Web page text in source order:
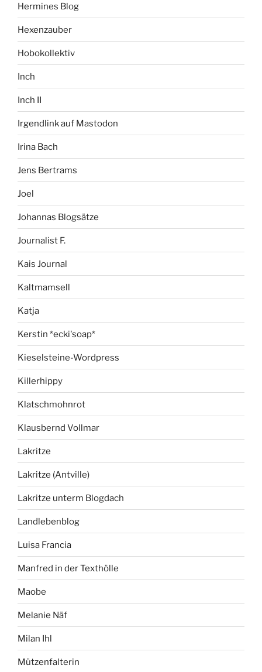
Hermines Blog
Hexenzauber
Hobokollektiv
Inch
Inch II
Irgendlink auf Mastodon
Irina Bach
Jens Bertrams
Joel
Johannas Blogsätze
Journalist F.
Kais Journal
Kaltmamsell
Katja
Kerstin *ecki'soap*
Kieselsteine-Wordpress
Killerhippy
Klatschmohnrot
Klausbernd Vollmar
Lakritze
Lakritze (Antville)
Lakritze unterm Blogdach
Landlebenblog
Luisa Francia
Manfred in der Texthölle
Maobe
Melanie Näf
Milan Ihl
Mützenfalterin